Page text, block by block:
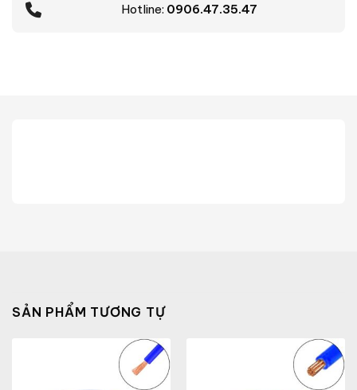
Hotline: 0906.47.35.47
SẢN PHẨM TƯƠNG TỰ